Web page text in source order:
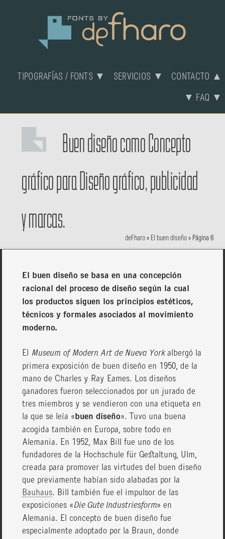
TIPOGRAFÍAS / FONTS ▼ SERVICIOS ▼ CONTACTO ▲
▼ FAQ ▼
Buen diseñocomoConcepto
gráficoparaDiseño gráfico, publicidad
y marcas.
deFharo» El buen diseño» Página 6
El buen diseño se basa en una concepción
racional del proceso de diseño según la cual
los productos siguen los principios estéticos,
técnicos y formales asociados al movimiento
moderno.
El Museum of Modern Art de Nueva Yorkalbergó la
primera exposición de buen diseño en 1950, de la
mano de Charles y Ray Eames. Los diseños
ganadores fueron seleccionados por un jurado de
tres miembros y se vendieron con una etiqueta en
la que se leía «buen diseño». Tuvo una buena
acogida también en Europa, sobre todo en
Alemania. En 1952, Max Bill fue uno de los
fundadores de la Hochschule für Gestaltung, Ulm,
creada para promover las virtudes del buen diseño
que previamente habían sido alabadas por la
Bauhaus. Bill también fue el impulsor de las
exposiciones «Die Gute lndustriesform» en
Alemania. El concepto de buen diseño fue
especialmente adoptado por la Braun, donde